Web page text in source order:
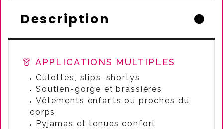
Description
👗 APPLICATIONS MULTIPLES
Culottes, slips, shortys
Soutien-gorge et brassières
Vêtements enfants ou proches du
corps
Pyjamas et tenues confort